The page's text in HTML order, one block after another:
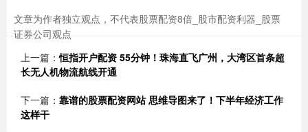
文章为作者独立观点，不代表股票配资8倍_股市配资利器_股票
证券公司观点
上一篇：恒指开户配资 55分钟！珠海直飞广州，大湾区首条超
长无人机物流航线开通
下一篇： 靠谱的股票配资网站 思维导图来了！下半年经济工作
这样干